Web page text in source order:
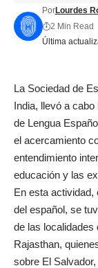
Última
PorLourdes
2 Min Read
La Sociedad de
India, llevó a
de Lengua
el acercamiento
entendimiento
educación y las
En esta actividad,
del español, se
de las localidades
Rajasthan,
sobre El